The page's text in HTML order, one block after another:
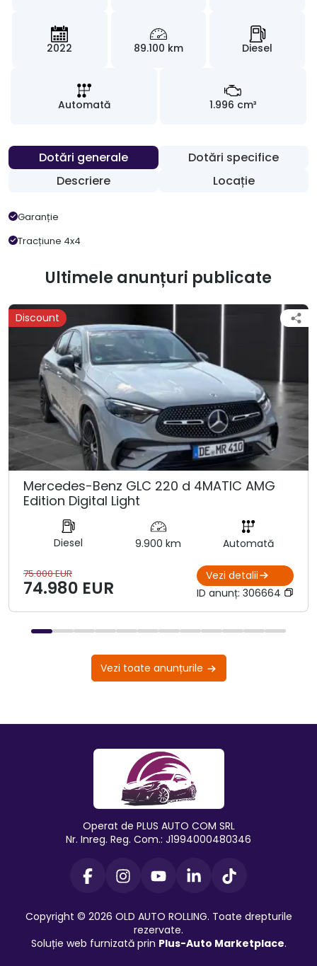
2022 89.100 km Diesel
Automată 1.996 cm³
Dotări generale
Dotări specifice
Descriere
Locație
Garanție
Tracțiune 4x4
Ultimele anunțuri publicate
Discount
Mercedes-Benz GLC 220 d 4MATIC AMG
Edition Digital Light
Diesel 9.900 km Automată
75.000 EUR
74.980 EUR
Vezi detalii
ID anunț: 306664
Vezi toate anunțurile
Operat de PLUS AUTO COM SRL
Nr. Inreg. Reg. Com.: J1994000480346
Copyright © 2026 OLD AUTO ROLLING. Toate drepturile
rezervate.
Soluție web furnizată prin Plus-Auto Marketplace.